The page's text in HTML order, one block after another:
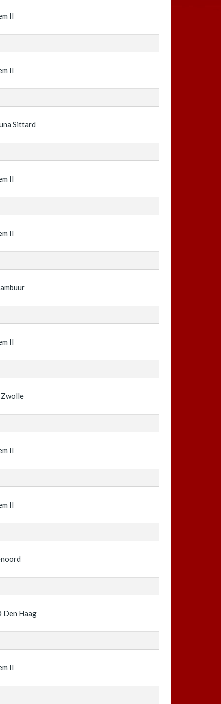
II
II
Sittard
II
II
II
Zwolle
II
II
Den Haag
II